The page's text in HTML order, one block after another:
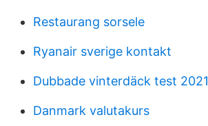
Restaurang sorsele
Ryanair sverige kontakt
Dubbade vinterdäck test 2021
Danmark valutakurs